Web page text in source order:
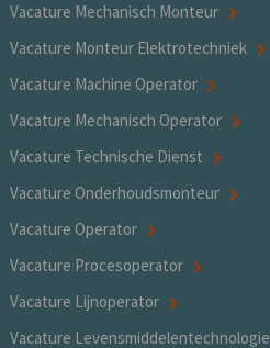
Vacature Mechanisch Monteur
Vacature Monteur Elektrotechniek
Vacature Machine Operator
Vacature Mechanisch Operator
Vacature Technische Dienst
Vacature Onderhoudsmonteur
Vacature Operator
Vacature Procesoperator
Vacature Lijnoperator
Vacature Levensmiddelentechnologie